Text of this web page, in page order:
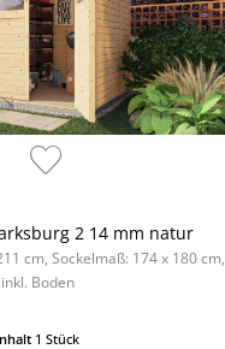
2 14 mm natur
cm, Sockelmaß: 174 x 180 cm,
inkl. Boden
1 Stück